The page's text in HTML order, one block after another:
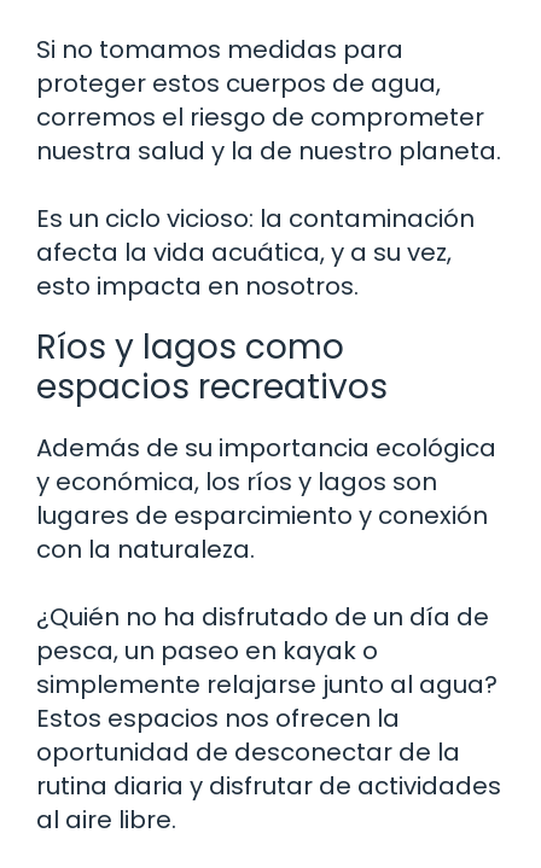
Si no tomamos medidas para
proteger estos cuerpos de agua,
corremos el riesgo de comprometer
nuestra salud y la de nuestro planeta.
Es un ciclo vicioso: la contaminación
afecta la vida acuática, y a su vez,
esto impacta en nosotros.
Ríos y lagos como
espacios recreativos
Además de su importancia ecológica
y económica, los ríos y lagos son
lugares de esparcimiento y conexión
con la naturaleza.
¿Quién no ha disfrutado de un día de
pesca, un paseo en kayak o
simplemente relajarse junto al agua?
Estos espacios nos ofrecen la
oportunidad de desconectar de la
rutina diaria y disfrutar de actividades
al aire libre.